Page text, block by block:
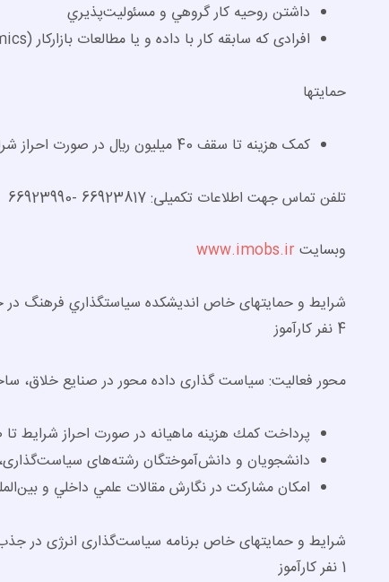
داشتن روحيه كار گروهي و مسئوليت‌­پذيري
افرادی که سابقه کار با داده و یا مطالعات بازارکار (Labor Economics) داشته باشند در اولویت هستند
حمايت­ها
کمک هزینه تا سقف 40 ميليون ريال در صورت احراز شرایط
تلفن تماس جهت اطلاعات تکمیلی: 66923817 -66923990
وبسایتwww.imobs.ir
شرایط و حمایت­های خاص انديشكده سياستگذاري فرهنگ در
4 نفر کارآموز
محور فعاليت: سیاست گذاری داده محور در صنایع خلاق،
پرداخت كمك هزينه ماهيانه در صورت احراز شرایط تا 20 ميليون ریال در ماه
دانشجویان و دانش­‌آموختگان رشته‌­های
امكان مشاركت در نگارش مقالات علمي داخلي و
شرایط و حمایت­های خاص برنامه سیاست‌گذاری انرژی در جذب
1 نفر کارآموز